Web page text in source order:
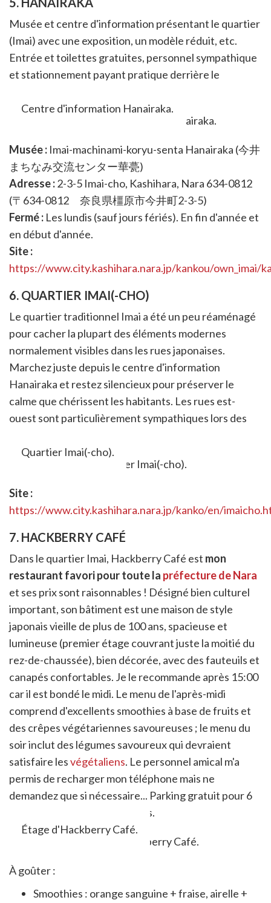
Musée et centre d'information présentant le quartier
(Imai) avec une exposition, un modèle réduit, etc.
Entrée et toilettes gratuites, personnel sympathique
et stationnement payant pratique derrière le
Centre d'information Hanairaka.
Musée : Imai-machinami-koryu-senta Hanairaka (今井
まちなみ交流センター華甍)
Adresse :2-3-5 Imai-cho, Kashihara, Nara 634-0812
(〒634-0812 奈良県橿原市今井町2-3-5)
Fermé : Les lundis (sauf jours fériés). En fin d'année et
en début d'année.
Site :
https://www.city.kashihara.nara.jp/kankou/own_imai/
6. QUARTIER IMAI(-CHO)
Le quartier traditionnel Imai a été un peu réaménagé
pour cacher la plupart des éléments modernes
normalement visibles dans les rues japonaises.
Marchez juste depuis le centre d'information
Hanairaka et restez silencieux pour préserver le
calme que chérissent les habitants. Les rues est-
ouest sont particulièrement sympathiques lors des
Quartier Imai(-cho).
Site :
https://www.city.kashihara.nara.jp/kanko/en/
7. HACKBERRY CAFÉ
Dans le quartier Imai, Hackberry Café est mon
restaurant favori pour toute la préfecture de Nara
et ses prix sont raisonnables ! Désigné bien culturel
important, son bâtiment est une maison de style
japonais vieille de plus de 100 ans, spacieuse et
lumineuse (premier étage couvrant juste la moitié du
rez-de-chaussée), bien décorée, avec des fauteuils et
canapés confortables. Je le recommande après 15:00
car il est bondé le midi. Le menu de l'après-midi
comprend d'excellents smoothies à base de fruits et
des crêpes végétariennes savoureuses ; le menu du
soir inclut des légumes savoureux qui devraient
satisfaire lesvégétaliens. Le personnel amical m'a
permis de recharger mon téléphone mais ne
demandez que si nécessaire... Parking gratuit pour 6
voitures et toilettes modernes.
Étage d'Hackberry Café.
À goûter :
Smoothies : orange sanguine + fraise, airelle +